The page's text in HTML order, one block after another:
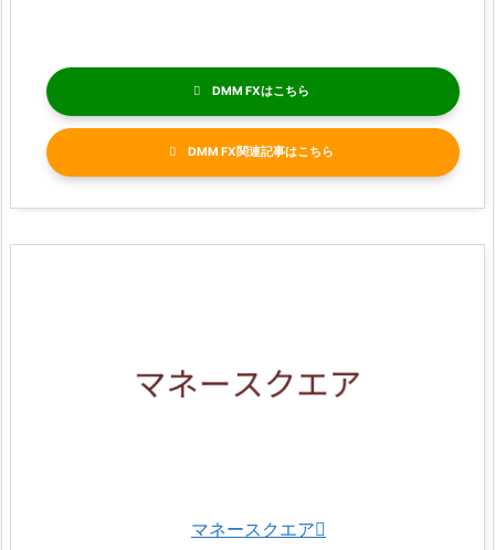
DMM FX
DMM FX関連記事
マネースクエア